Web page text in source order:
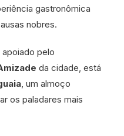
gastronômica
nobres.
, apoiado pelo
da cidade, está
, um almoço
os paladares mais